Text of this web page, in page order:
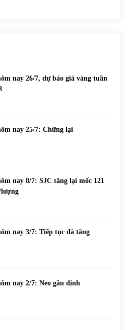
nay 26/7, dự báo giá vàng tuần
nay 25/7: Chững lại
nay 8/7: SJC tăng lại mốc 121
nay 3/7: Tiếp tục đà tăng
nay 2/7: Neo gần đỉnh